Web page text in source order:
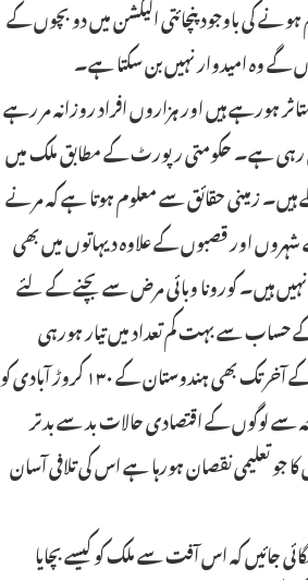
باوجود پنچائتی الیکشن میں دو بچوں کے
گے وہ امیدوار نہیں بن سکتا ہے۔
ہیں اور ہزاروں افراد روزانہ مر رہے
رہی ہے۔ حکومتی رپورٹ کے مطابق ملک میں
ہیں۔ زمینی حقائق سے معلوم ہوتا ہے کہ مرنے
اور قصبوں کے علاوہ دیہاتوں میں بھی
ہیں۔ کورونا وبائی مرض سے بچنے کے لئے
حساب سے بہت کم تعداد میں تیار ہورہی
ہے۔ اس لئے ویکسین کے مراکز بند کئے جارہے ہیں۔ موجودہ رفتار میں ۲۰۲۱ء کے آخر تک بھی ہندوستان کے ۱۳۰ کروڑ آبادی کو
سے لوگوں کے اقتصادی حالات بد سے بدتر
تعلیمی نقصان ہورہا ہے اس کی تلافی آسان
کہ اس آفت سے ملک کو کیسے بچایا